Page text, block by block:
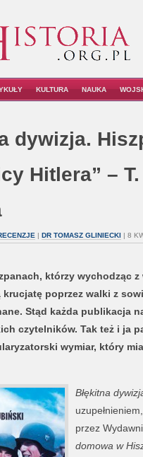
KULTURA NAUKA
dywizja.
Hitlera” –
| DR TOMASZ GLINIECKI| 8
którzy wychodząc
poprzez walki z
Stąd każda publikacja
czytelników. Tak też i ja
wymiar, który
Błękitna
przez
domowa w